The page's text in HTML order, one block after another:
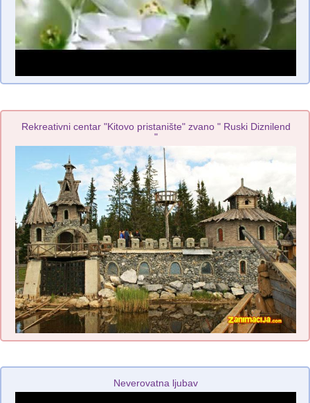
Rekreativni centar "Kitovo pristanište" zvano " Ruski Diznilend
"
Neverovatna ljubav